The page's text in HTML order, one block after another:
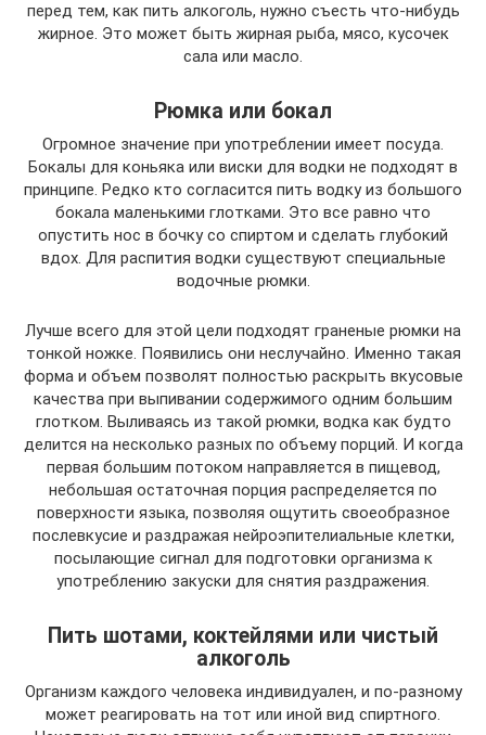
перед тем, как пить алкоголь, нужно съесть что-нибудь
жирное. Это может быть жирная рыба, мясо, кусочек
сала или масло.
Рюмка или бокал
Огромное значение при употреблении имеет посуда.
Бокалы для коньяка или виски для водки не подходят в
принципе. Редко кто согласится пить водку из большого
бокала маленькими глотками. Это все равно что
опустить нос в бочку со спиртом и сделать глубокий
вдох. Для распития водки существуют специальные
водочные рюмки.
Лучше всего для этой цели подходят граненые рюмки на
тонкой ножке. Появились они неслучайно. Именно такая
форма и объем позволят полностью раскрыть вкусовые
качества при выпивании содержимого одним большим
глотком. Выливаясь из такой рюмки, водка как будто
делится на несколько разных по объему порций. И когда
первая большим потоком направляется в пищевод,
небольшая остаточная порция распределяется по
поверхности языка, позволяя ощутить своеобразное
послевкусие и раздражая нейроэпителиальные клетки,
посылающие сигнал для подготовки организма к
употреблению закуски для снятия раздражения.
Пить шотами, коктейлями или чистый
алкоголь
Организм каждого человека индивидуален, и по-разному
может реагировать на тот или иной вид спиртного.